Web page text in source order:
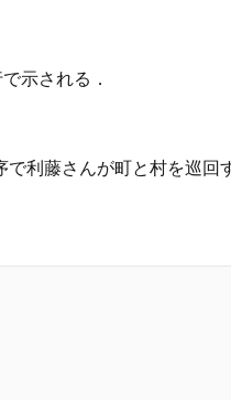
示される．
利藤さんが町と村を巡回